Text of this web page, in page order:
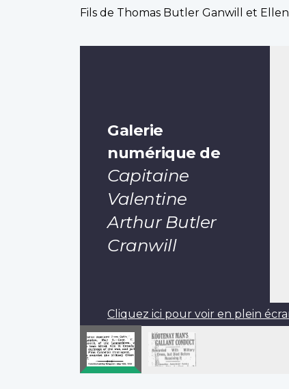
Fils de Thomas Butler Ganwill et
Galerie
numérique de
Capitaine
Valentine
Arthur Butler
Cranwill
Cliquez ici pour voir en plein